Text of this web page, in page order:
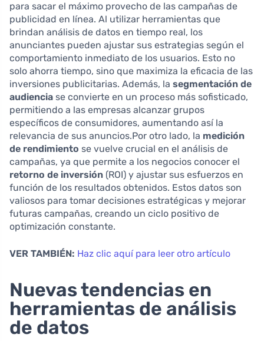
para sacar el máximo provecho de las campañas de
publicidad en línea. Al utilizar herramientas que
brindan análisis de datos en tiempo real, los
anunciantes pueden ajustar sus estrategias según el
comportamiento inmediato de los usuarios. Esto no
solo ahorra tiempo, sino que maximiza la eficacia de las
inversiones publicitarias. Además, la segmentación de
audiencia se convierte en un proceso más sofisticado,
permitiendo a las empresas alcanzar grupos
específicos de consumidores, aumentando así la
relevancia de sus anuncios.Por otro lado, la medición
de rendimiento se vuelve crucial en el análisis de
campañas, ya que permite a los negocios conocer el
retorno de inversión (ROI) y ajustar sus esfuerzos en
función de los resultados obtenidos. Estos datos son
valiosos para tomar decisiones estratégicas y mejorar
futuras campañas, creando un ciclo positivo de
optimización constante.
VER TAMBIÉN: Haz clic aquí para leer otro artículo
Nuevas tendencias en
herramientas de análisis
de datos